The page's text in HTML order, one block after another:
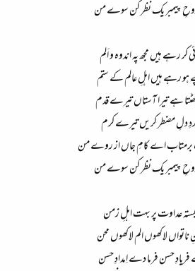
پیمبر یک نظر کن سوے من​
کر رہے ہیں مجھ پہ اندوہ و اَلم​
ہو رہے ہیں اہلِ عالم کے ستم​
ہے تیرا آستاں تیرے قدم​
دلِ مضطر کریں تیرے کرم​
اے کامِ جاں از روے من​
پیمبر یک نظر کن سوے من​
بستہ عداوت پر بہت اہلِ زمن​
لاکھوں الم لاکھوں محن​
حسن فرما دے اِمدادِ حسن​